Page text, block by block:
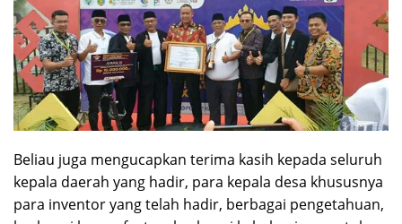
Beliau juga mengucapkan terima kasih kepada seluruh
kepala daerah yang hadir, para kepala desa khususnya
para inventor yang telah hadir, berbagai pengetahuan,